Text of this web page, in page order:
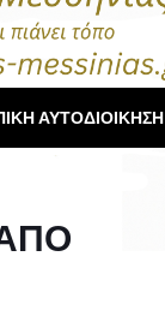
ΑΥΤΟΔΙΟΙΚΗΣΗ